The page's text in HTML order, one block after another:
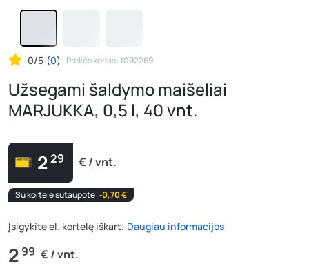
0/5 (0) Prekės kodas: 1092269
Užsegami šaldymo maišeliai
MARJUKKA, 0,5 l, 40 vnt.
229 € / vnt.
Su kortele sutaupote ‐0,70 €
Įsigykite el. kortelę iškart. Daugiau informacijos
2 99 € / vnt.